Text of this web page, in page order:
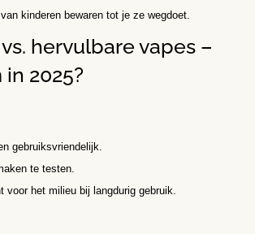
kinderen bewaren tot je ze wegdoet.
hervulbare vapes –
2025?
gebruiksvriendelijk.
te testen.
voor het milieu bij langdurig gebruik.